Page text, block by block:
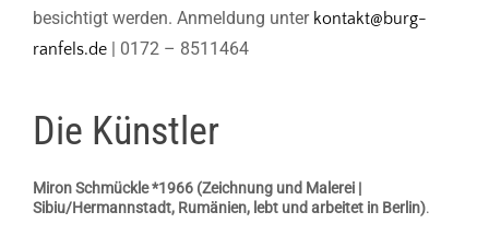
besichtigt werden. Anmeldung unter kontakt@burg-
ranfels.de | 0172 – 8511464
Die Künstler
Miron Schmückle *1966 (Zeichnung und Malerei |
Sibiu/Hermannstadt, Rumänien, lebt und arbeitet in Berlin).